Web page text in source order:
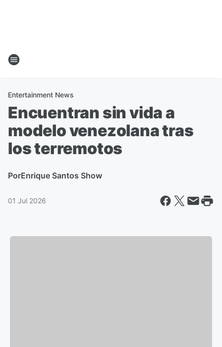
Entertainment News
Encuentran sin vida a
modelo venezolana tras
los terremotos
PorEnrique Santos Show
01 Jul 2026